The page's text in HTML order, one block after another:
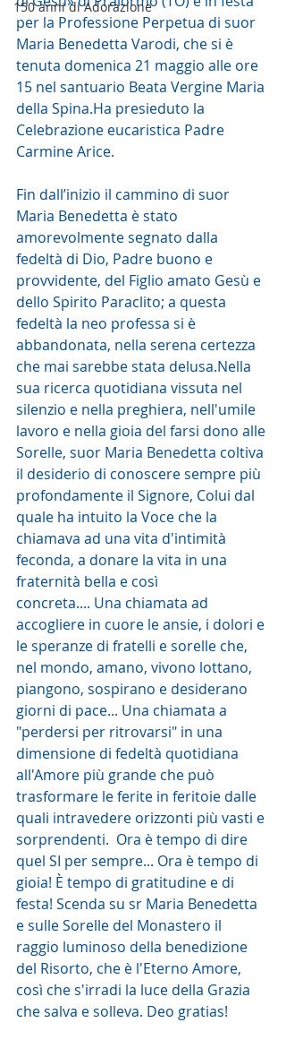
150 anni di Adorazione
per la Professione Perpetua di suor
Maria Benedetta Varodi, che si è
tenuta domenica 21 maggio alle ore
15 nel santuario Beata Vergine Maria
della Spina.Ha presieduto la
Celebrazione eucaristica Padre
Carmine Arice.
Fin dall’inizio il cammino di suor
Maria Benedetta è stato
amorevolmente segnato dalla
fedeltà di Dio, Padre buono e
provvidente, del Figlio amato Gesù e
dello Spirito Paraclito; a questa
fedeltà la neo professa si è
abbandonata, nella serena certezza
che mai sarebbe stata delusa.Nella
sua ricerca quotidiana vissuta nel
silenzio e nella preghiera, nell'umile
lavoro e nella gioia del farsi dono alle
Sorelle, suor Maria Benedetta coltiva
il desiderio di conoscere sempre più
profondamente il Signore, Colui dal
quale ha intuito la Voce che la
chiamava ad una vita d'intimità
feconda, a donare la vita in una
fraternità bella e così
concreta.... Una chiamata ad
accogliere in cuore le ansie, i dolori e
le speranze di fratelli e sorelle che,
nel mondo, amano, vivono lottano,
piangono, sospirano e desiderano
giorni di pace... Una chiamata a
"perdersi per ritrovarsi" in una
dimensione di fedeltà quotidiana
all'Amore più grande che può
trasformare le ferite in feritoie dalle
quali intravedere orizzonti più vasti e
sorprendenti.  Ora è tempo di dire
quel SI per sempre... Ora è tempo di
gioia! È tempo di gratitudine e di
festa! Scenda su sr Maria Benedetta
e sulle Sorelle del Monastero il
raggio luminoso della benedizione
del Risorto, che è l'Eterno Amore,
così che s'irradi la luce della Grazia
che salva e solleva. Deo gratias!